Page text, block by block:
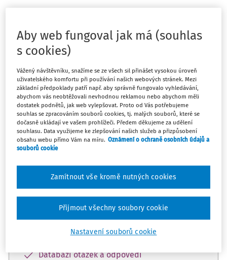
Tento dokument je jen pro
předplatitele
Zaregistrujte se a získejte přístup k
obsahu na 14 dní zdarma
Díky registraci získáte přístup k:
Informacím z oblasti BOZP, PO a
Databázi otázek a odpovědí
Aby web fungoval jak má (souhlas
s cookies)
Vážený návštěvníku, snažíme se ze všech sil přinášet vysokou úroveň
uživatelského komfortu při používání našich webových stránek. Mezi
základní předpoklady patří např. aby správně fungovalo vyhledávání,
abychom vás neobtěžovali nevhodnou reklamou nebo abychom měli
dostatek podnětů, jak web vylepšovat. Proto od Vás potřebujeme
souhlas se zpracováním souborů cookies, tj. malých souborů, které se
dočasně ukládají ve vašem prohlížeči. Předem děkujeme za udělení
souhlasu. Data využijeme ke zlepšování našich služeb a přizpůsobení
obsahu webu přímo Vám na míru. Oznámení o ochraně osobních údajů a
souborů cookie
Nastavení souborů cookie
Zamítnout vše kromě nutných cookies
Přijmout všechny soubory cookie